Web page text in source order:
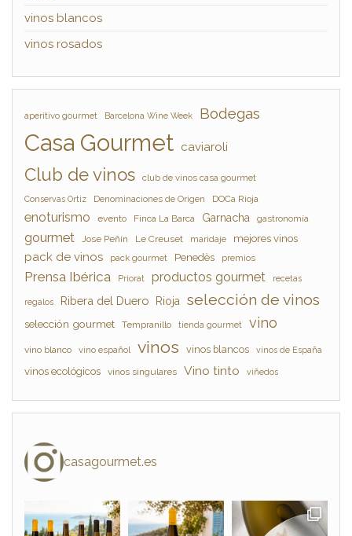
vinos blancos
vinos rosados
aperitivo gourmet Barcelona Wine Week Bodegas
Casa Gourmet caviaroli
Club de vinos club de vinos casa gourmet
Conservas Ortiz Denominaciones de Origen DOCa Rioja
enoturismo evento Finca La Barca Garnacha gastronomía
gourmet Jose Peñín Le Creuset maridaje mejores vinos
pack de vinos pack gourmet Penedès premios
Prensa Ibérica Priorat productos gourmet recetas
regalos Ribera del Duero Rioja selección de vinos
selección gourmet Tempranillo tienda gourmet vino
vino blanco vino español vinos vinos blancos vinos de España
vinos ecológicos vinos singulares Vino tinto viñedos
casagourmet.es